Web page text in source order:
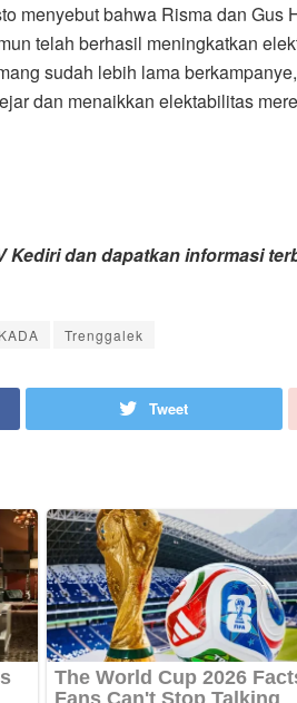
menyebut bahwa Risma dan Gus
telah berhasil meningkatkan
sudah lebih lama
dan menaikkan elektabilitas
Kediri dan dapatkan informasi
Trenggalek
Tweet